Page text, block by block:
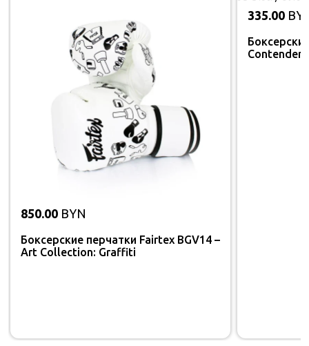
850.00 BYN
Боксерские перчатки Fairtex BGV14 –
Art Collection: Graffiti
335.00
Contender